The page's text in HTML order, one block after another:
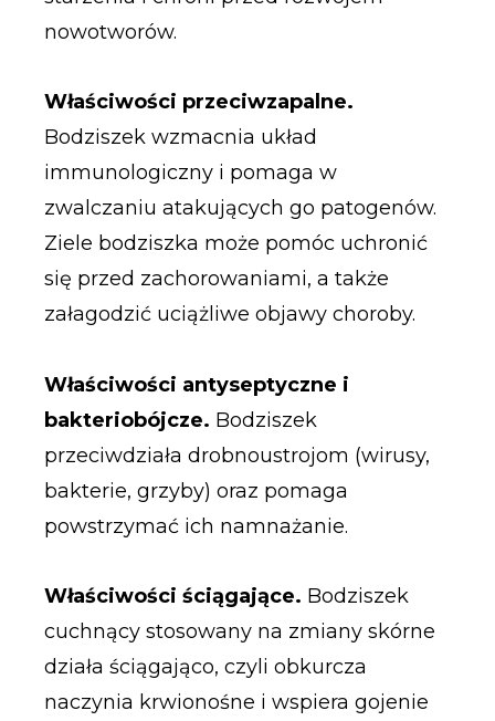
nowotworów.
Właściwości przeciwzapalne.
Bodziszek wzmacnia układ
immunologiczny i pomaga w
zwalczaniu atakujących go patogenów.
Ziele bodziszka może pomóc uchronić
się przed zachorowaniami, a także
załagodzić uciążliwe objawy choroby.
Właściwości antyseptyczne i
bakteriobójcze. Bodziszek
przeciwdziała drobnoustrojom (wirusy,
bakterie, grzyby) oraz pomaga
powstrzymać ich namnażanie.
Właściwości ściągające. Bodziszek
cuchnący stosowany na zmiany skórne
działa ściągająco, czyli obkurcza
naczynia krwionośne i wspiera gojenie